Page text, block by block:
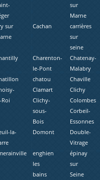
sur
Marne
sur
Cachan
carrières
sur
seine
Charenton-
le-Pont
Chatenay-
Malabry
chatou
Chaville
Roi
Clamart
Clichy
Clichy-
sous-
Bois
Colombes
Corbeil-
Essonnes
la-
Domont
Double-
Vitrage
enghien
les
bains
épinay
sur
Seine